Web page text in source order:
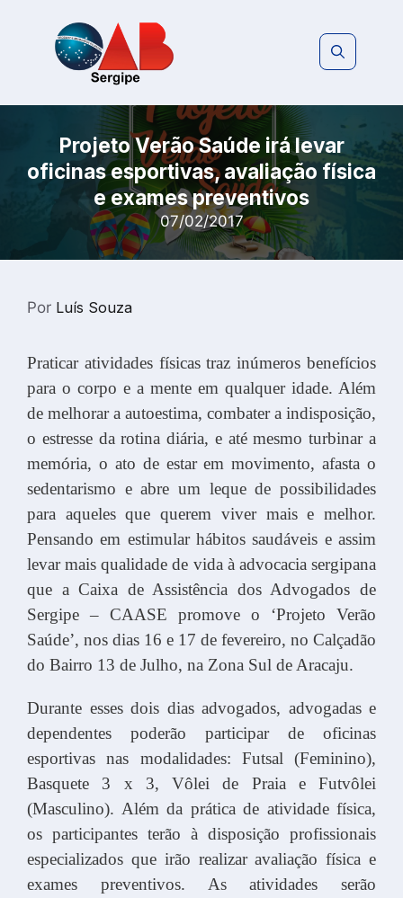
Projeto Verão Saúde irá levar
oficinas esportivas, avaliação física
e exames preventivos
07/02/2017
Por Luís Souza
Praticar atividades físicas traz inúmeros benefícios
para o corpo e a mente em qualquer idade. Além
de melhorar a autoestima, combater a indisposição,
o estresse da rotina diária, e até mesmo turbinar a
memória, o ato de estar em movimento, afasta o
sedentarismo e abre um leque de possibilidades
para aqueles que querem viver mais e melhor.
Pensando em estimular hábitos saudáveis e assim
levar mais qualidade de vida à advocacia sergipana
que a Caixa de Assistência dos Advogados de
Sergipe – CAASE promove o ‘Projeto Verão
Saúde’, nos dias 16 e 17 de fevereiro, no Calçadão
do Bairro 13 de Julho, na Zona Sul de Aracaju.
Durante esses dois dias advogados, advogadas e
dependentes poderão participar de oficinas
esportivas nas modalidades: Futsal (Feminino),
Basquete 3 x 3, Vôlei de Praia e Futvôlei
(Masculino). Além da prática de atividade física,
os participantes terão à disposição profissionais
especializados que irão realizar avaliação física e
exames preventivos. As atividades serão